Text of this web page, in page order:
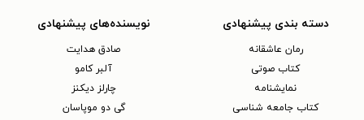
دسته بندی پیشنهادی
رمان عاشقانه
کتاب‌ صوتی
نمایشنامه
کتاب جامعه شناسی
نویسنده‌های پیشنهادی
صادق هدایت
آلبر کامو
چارلز دیکنز
گی دو موپاسان